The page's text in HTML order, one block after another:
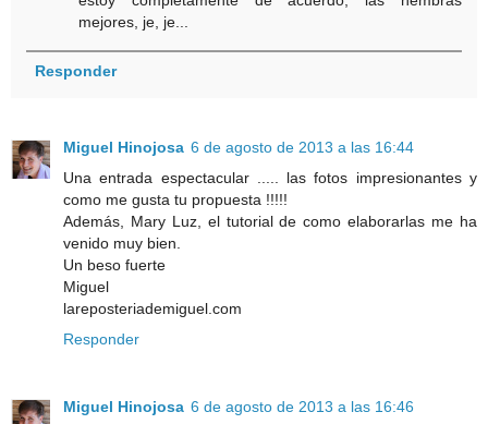
mejores, je, je...
Responder
Miguel Hinojosa 6 de agosto de 2013 a las 16:44
Una entrada espectacular ..... las fotos impresionantes y
como me gusta tu propuesta !!!!!
Además, Mary Luz, el tutorial de como elaborarlas me ha
venido muy bien.
Un beso fuerte
Miguel
lareposteriademiguel.com
Responder
Miguel Hinojosa 6 de agosto de 2013 a las 16:46